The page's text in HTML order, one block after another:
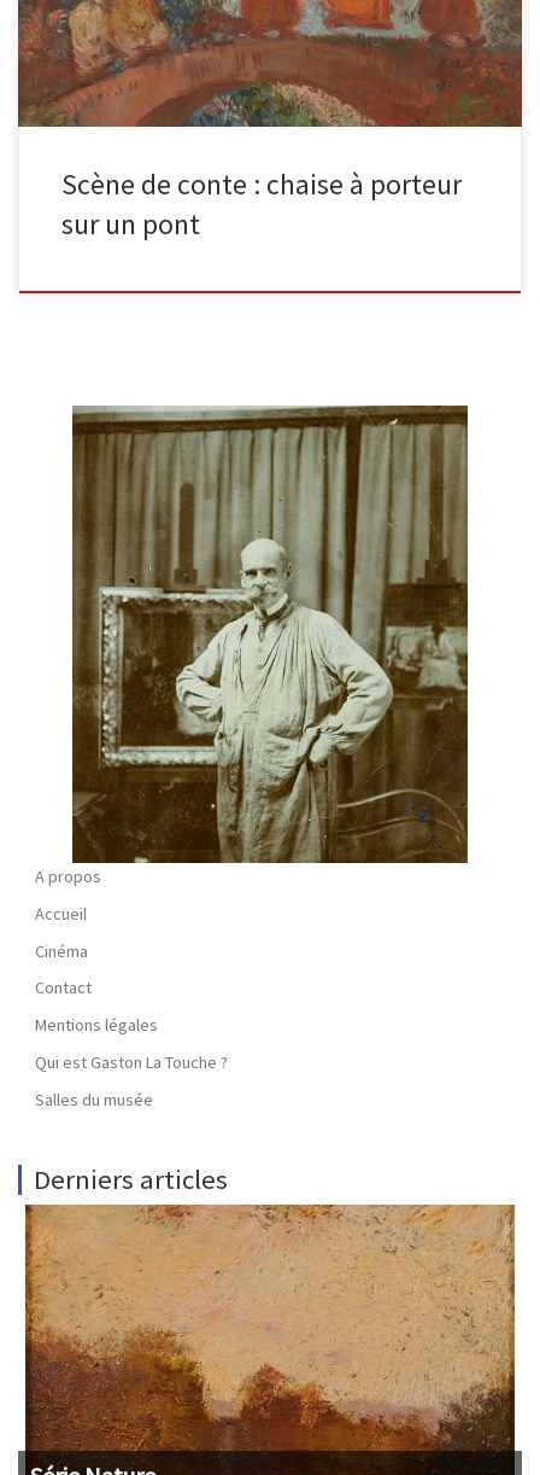
Scène de conte : chaise à porteur
sur un pont
A propos
Accueil
Cinéma
Contact
Mentions légales
Qui est Gaston La Touche ?
Salles du musée
Derniers articles